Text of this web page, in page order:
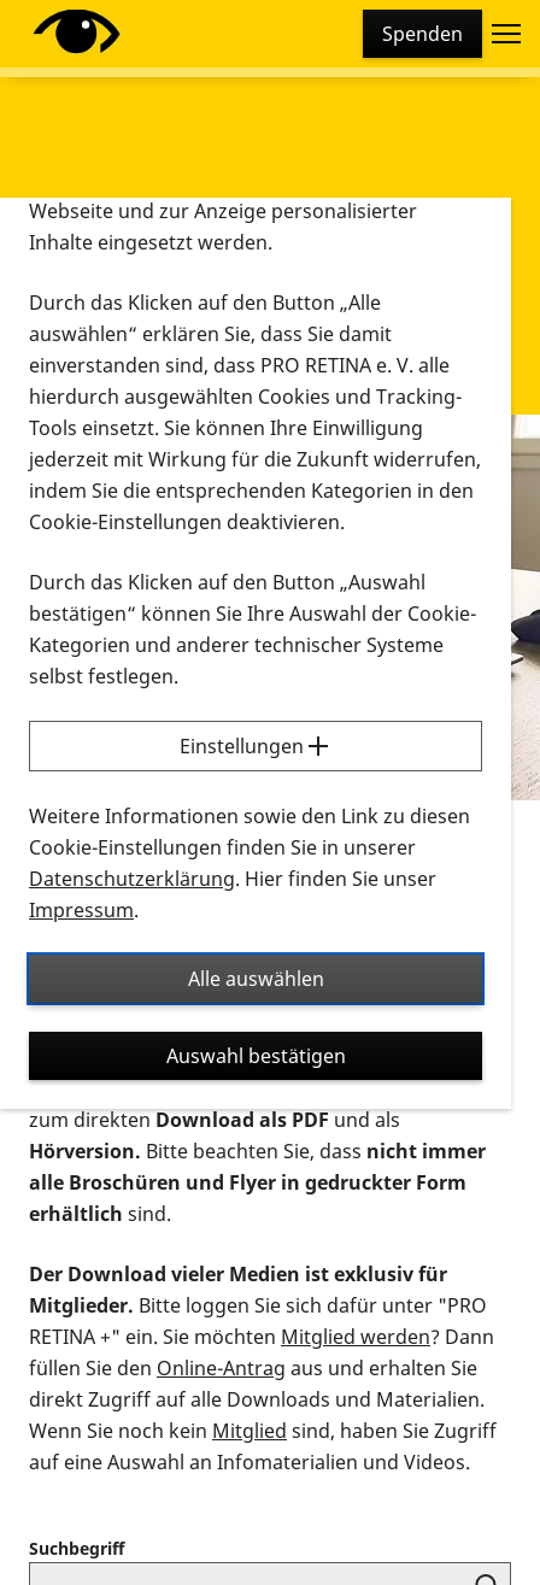
Spenden
Infomaterial
Infomaterial
Vorlesen
Alle Infomaterialien in verschiedenen
Formaten an einem Ort
Sie möchten wissen, wie Sie nach Infonmaterial
suchen und dieses bestellen bzw. herunterladen
können? Schauen Sie sich dieErklärvideos zum
Thema Infomaterial auf der PRO RETINA-Website
für blinde und sehbehinderte Menschen an.
Auf dieser Seite finden Sie sämtliches Infomaterial
Ort. Nutzen Sie den Formatfilter, um ausschließlich
nach Flyern und Broschüren, Audios oder Videos zu
suchen. Die meisten Flyer und Broschüren werden in
verschiedenen Formaten angeboten: zur
postalischen Bestellung als gedruckte Variante
zum direktenDownload als PDFund als
Hörversion. Bitte beachten Sie, dass nicht immer
alle Broschüren und Flyer in gedruckter Form
erhältlich sind.
Der Download vieler Medien ist exklusiv für
Mitglieder. Bitte loggen Sie sich dafür unter "PRO
RETINA +" ein. Sie möchten Mitglied werden? Dann
füllen Sie den Online-Antrag aus und erhalten Sie
direkt Zugriff auf alle Downloads und Materialien.
Wenn Sie noch kein Mitglied sind, haben Sie Zugriff
auf eine Auswahl an Infomaterialien und Videos.
Suchbegriff
Diese Webseite setzt verschiedene Cookies und
Tracking-Tools ein. Dies beinhaltet Cookies und
Webseite und zur Anzeige personalisierter
Inhalte eingesetzt werden.
Durch das Klicken auf den Button „Alle
auswählen“ erklären Sie, dass Sie damit
einverstanden sind, dass PRO RETINA e. V. alle
hierdurch ausgewählten Cookies und Tracking-
Tools einsetzt. Sie können Ihre Einwilligung
jederzeit mit Wirkung für die Zukunft widerrufen,
indem Sie die entsprechenden Kategorien in den
Cookie-Einstellungen deaktivieren.
Durch das Klicken auf den Button „Auswahl
bestätigen“ können Sie Ihre Auswahl der Cookie-
Kategorien und anderer technischer Systeme
selbst festlegen.
Einstellungen
Weitere Informationen sowie den Link zu diesen
Cookie-Einstellungen finden Sie in unserer
Datenschutzerklärung. Hier finden Sie unser
Impressum.
Alle auswählen
Auswahl bestätigen